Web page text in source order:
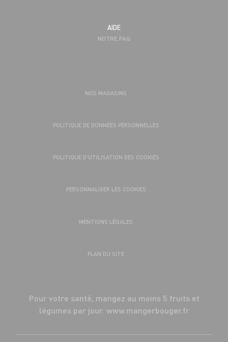
AIDE
NOTRE FAQ
NOS MAGASINS
POLITIQUE DE DONNÉES PERSONNELLES
POLITIQUE D’UTILISATION DES COOKIES
PERSONNALISER LES COOKIES
MENTIONS LÉGALES
PLAN DU SITE
Pour votre santé, mangez au moins 5 fruits et
légumes par jour. www.mangerbouger.fr